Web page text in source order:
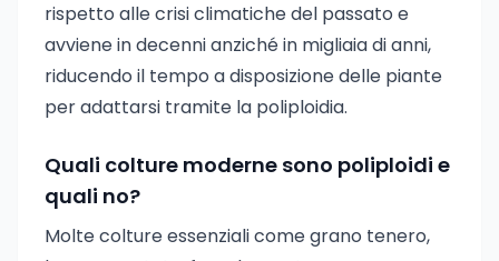
rispetto alle crisi climatiche del passato e
avviene in decenni anziché in migliaia di anni,
riducendo il tempo a disposizione delle piante
per adattarsi tramite la poliploidia.
Quali colture moderne sono poliploidi e
quali no?
Molte colture essenziali come grano tenero,